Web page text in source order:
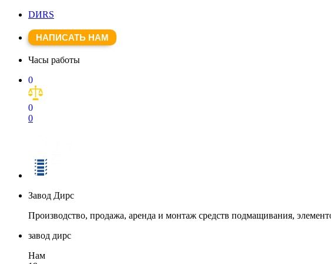
DИRS
НАПИСАТЬ НАМ
Часы работы
0
0
0
Завод Дирс
Производство, продажа, аренда и монтаж средств подмащивания,
завод дирс
Нам